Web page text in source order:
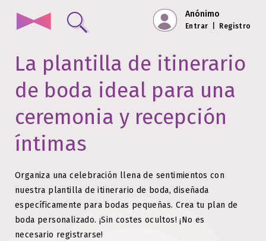
Anónimo
Entrar Registro
La plantilla de itinerario
de boda ideal para una
ceremonia y recepción
íntimas
Organiza una celebración llena de sentimientos con
nuestra plantilla de itinerario de boda, diseñada
específicamente para bodas pequeñas. Crea tu plan de
boda personalizado. ¡Sin costes ocultos! ¡No es
necesario registrarse!